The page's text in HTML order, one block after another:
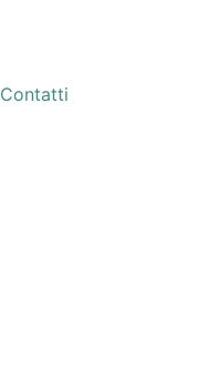
Contatti